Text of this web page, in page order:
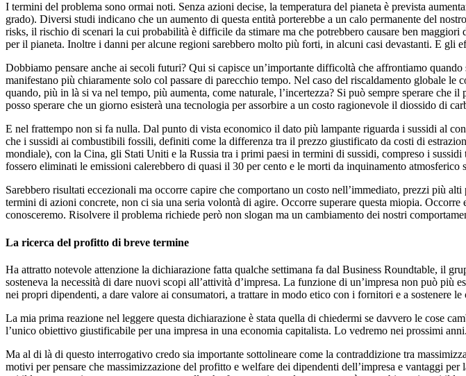
I termini del problema sono ormai noti. Senza azioni decise, la temperatura del pianeta è prevista
grado). Diversi studi indicano che un aumento di questa entità porterebbe a un calo permanente del
risks, il rischio di scenari la cui probabilità è difficile da stimare ma che potrebbero causare ben
per il pianeta. Inoltre i danni per alcune regioni sarebbero molto più forti, in alcuni casi devastanti. E gli
Dobbiamo pensare anche ai secoli futuri? Qui si capisce un’importante difficoltà che affrontiamo
manifestano più chiaramente solo col passare di parecchio tempo. Nel caso del riscaldamento globale
quando, più in là si va nel tempo, più aumenta, come naturale, l’incertezza? Si può sempre sperare
posso sperare che un giorno esisterà una tecnologia per assorbire a un costo ragionevole il diossido di
E nel frattempo non si fa nulla. Dal punto di vista economico il dato più lampante riguarda i sussidi al
che i sussidi ai combustibili fossili, definiti come la differenza tra il prezzo giustificato da costi di
mondiale), con la Cina, gli Stati Uniti e la Russia tra i primi paesi in termini di sussidi, compreso i
fossero eliminati le emissioni calerebbero di quasi il 30 per cento e le morti da inquinamento atmosferico
Sarebbero risultati eccezionali ma occorre capire che comportano un costo nell’immediato, prezzi più
termini di azioni concrete, non ci sia una seria volontà di agire. Occorre superare questa miopia.
conosceremo. Risolvere il problema richiede però non slogan ma un cambiamento dei nostri
La ricerca del profitto di breve termine
Ha attratto notevole attenzione la dichiarazione fatta qualche settimana fa dal Business Roundtable, il
sosteneva la necessità di dare nuovi scopi all’attività d’impresa. La funzione di un’impresa non può
nei propri dipendenti, a dare valore ai consumatori, a trattare in modo etico con i fornitori e a sostenere le
La mia prima reazione nel leggere questa dichiarazione è stata quella di chiedermi se davvero le cose
l’unico obiettivo giustificabile per una impresa in una economia capitalista. Lo vedremo nei prossimi anni.
Ma al di là di questo interrogativo credo sia importante sottolineare come la contraddizione tra
motivi per pensare che massimizzazione del profitto e welfare dei dipendenti dell’impresa e vantaggi